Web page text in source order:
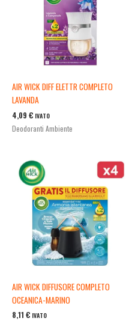
AIR WICK DIFF ELETTR COMPLETO
LAVANDA
4,09 € IVATO
Deodoranti Ambiente
AIR WICK DIFFUSORE COMPLETO
OCEANICA-MARINO
8,11 € IVATO